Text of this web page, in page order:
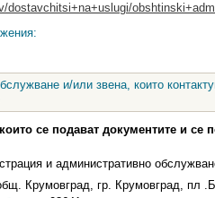
dostavchitsi+na+uslugi/
и/или звена, които
се подават документите и се
и административно
Крумовград, гр. Крумовград, пл